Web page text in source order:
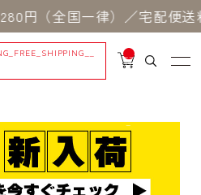
（全国一律）／宅配便送
__
IT
_